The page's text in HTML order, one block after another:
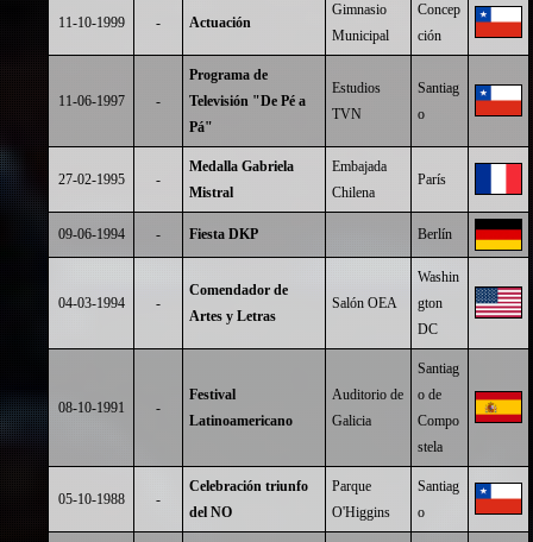
11-10-1999 - Actuación
Gimnasio
Municipal
Concep
ción
11-06-1997 -
Programa de
Televisión "De Pé a
Pá"
Estudios
TVN
Santiag
o
27-02-1995 -
Medalla Gabriela
Mistral
Embajada
Chilena
París
09-06-1994 - Fiesta DKP Berlín
04-03-1994 -
Comendador de
Artes y Letras
Salón OEA
Washin
gton
DC
08-10-1991 -
Festival
Latinoamericano
Auditorio de
Galicia
Santiag
o de
Compo
stela
05-10-1988 -
Celebración triunfo
del NO
Parque
O'Higgins
Santiag
o